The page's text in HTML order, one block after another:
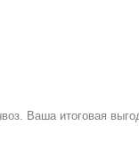
Ваша итоговая